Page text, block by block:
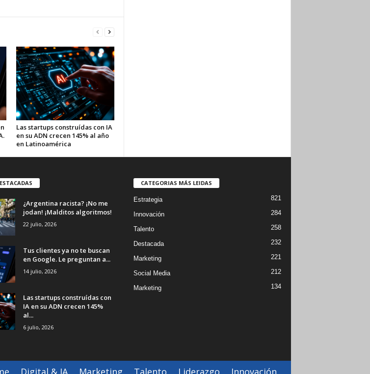
Las startups construídas con IA
en su ADN crecen 145% al año
en Latinoamérica
¿Argentina racista? ¡No me
jodan! ¡Malditos algoritmos!
22 julio, 2026
Tus clientes ya no te buscan
en Google. Le preguntan a...
14 julio, 2026
Las startups construídas con
IA en su ADN crecen 145%
al...
6 julio, 2026
CATEGORIAS MÁS LEIDAS
Estrategia 821
Innovación 284
Talento 258
Destacada 232
Marketing 221
Social Media 212
Marketing 134
Digital & IA Marketing Talento Liderazgo Innovación